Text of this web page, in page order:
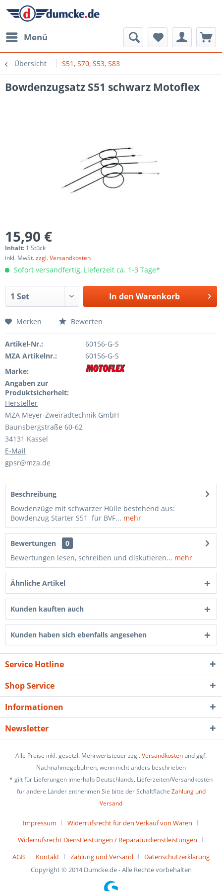
Menü
Übersicht S51, S70, S53, S83
Bowdenzugsatz S51 schwarz Motoflex
15,90 €
Inhalt: 1 Stück
inkl. MwSt.zzgl. Versandkosten
Sofort versandfertig, Lieferzeit ca. 1-3 Tage*
In den Warenkorb
Merken Bewerten
Artikel-Nr.:
60156-G-S
MZA Artikelnr.:
60156-G-S
Marke:
Angaben zur
Produktsicherheit:
Hersteller
MZA Meyer-Zweiradtechnik GmbH
Baunsbergstraße 60-62
34131 Kassel
E-Mail
gpsr@mza.de
Beschreibung
Bowdenzüge mit schwarzer Hülle bestehend aus:
Bowdenzug Starter S51 für BVF... mehr
Bewertungen
0
Bewertungen lesen, schreiben und diskutieren... mehr
Ähnliche Artikel
Kunden kauften auch
Kunden haben sich ebenfalls angesehen
Service Hotline
Shop Service
Informationen
Newsletter
Alle Preise inkl. gesetzl. Mehrwertsteuer zzgl.Versandkosten und ggf.
Nachnahmegebühren, wenn nicht anders beschrieben
* gilt für Lieferungen innerhalb Deutschlands, Lieferzeiten/Versandkosten
für andere Länder entnehmen Sie bitte der Schaltfläche Zahlung und
Versand
Impressum
Widerrufsrecht für den Verkauf von Waren
Widerrufsrecht Dienstleistungen / Reparaturdienstleistungen
AGB
Kontakt Zahlung und Versand
Datenschutzerklärung
Copyright © 2014 Dumcke.de - Alle Rechte vorbehalten